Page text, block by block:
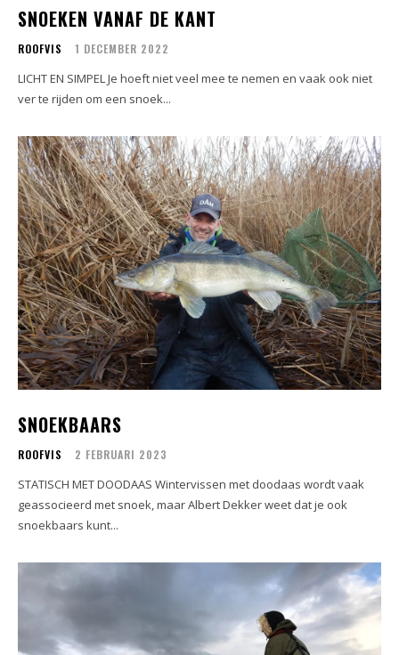
SNOEKEN VANAF DE KANT
ROOFVIS 1 DECEMBER 2022
LICHT EN SIMPEL Je hoeft niet veel mee te nemen en vaak ook niet
ver te rijden om een snoek...
SNOEKBAARS
ROOFVIS 2 FEBRUARI 2023
STATISCH MET DOODAAS Wintervissen met doodaas wordt vaak
geassocieerd met snoek, maar Albert Dekker weet dat je ook
snoekbaars kunt...